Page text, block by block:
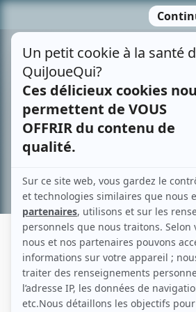
contenu
JUSTIN LOUIS
Liens
Fiche de Justin Louis sur Showbizz.net